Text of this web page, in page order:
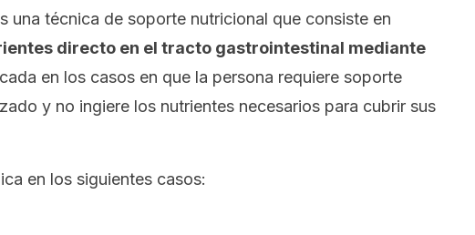
una técnica de soporte nutricional que consiste en
directo en el tracto gastrointestinal mediante
en los casos en que la persona requiere soporte
y no ingiere los nutrientes necesarios para cubrir sus
en los siguientes casos: